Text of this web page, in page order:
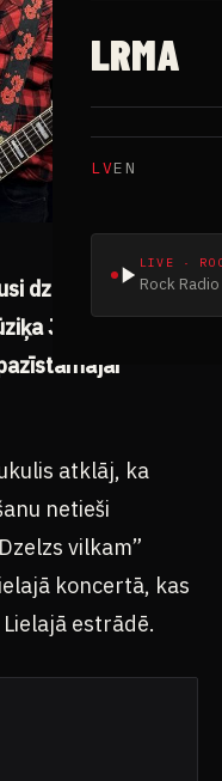
LRMA
LVEN
LIVE ·
Rock
dziesmu “Ziņģe
Jāņa Groduma
atklāj, ka
netieši
vilkam”
koncertā, kas
estrādē.